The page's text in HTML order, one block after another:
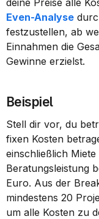
deine Preise alle
Even-Analyse
festzustellen, ab
Einnahmen die
Gewinne erzielst.
Beispiel
Stell dir vor, du
fixen Kosten
einschließlich
Beratungsleistung
Euro. Aus der
mindestens 20
um alle Kosten zu